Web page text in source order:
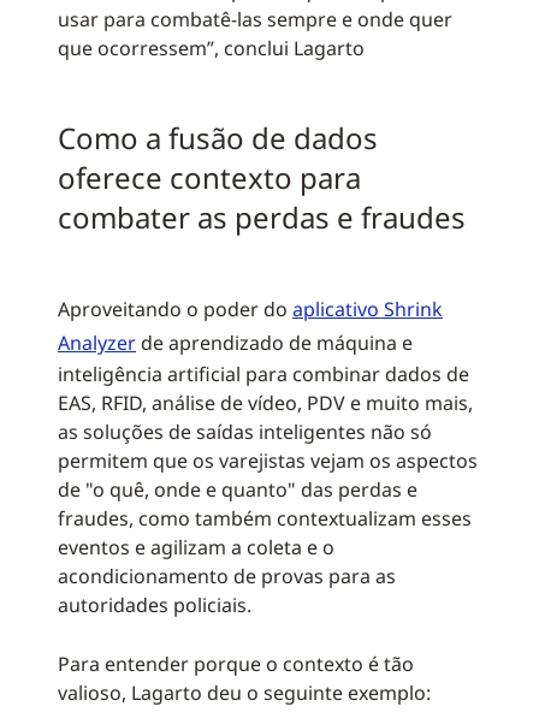
usar para combatê-las sempre e onde quer
que ocorressem”, conclui Lagarto
Como a fusão de dados
oferece contexto para
combater as perdas e fraudes
Aproveitando o poder do aplicativo Shrink
Analyzer de aprendizado de máquina e
inteligência artificial para combinar dados de
EAS, RFID, análise de vídeo, PDV e muito mais,
as soluções de saídas inteligentes não só
permitem que os varejistas vejam os aspectos
de "o quê, onde e quanto" das perdas e
fraudes, como também contextualizam esses
eventos e agilizam a coleta e o
acondicionamento de provas para as
autoridades policiais.
Para entender porque o contexto é tão
valioso, Lagarto deu o seguinte exemplo: